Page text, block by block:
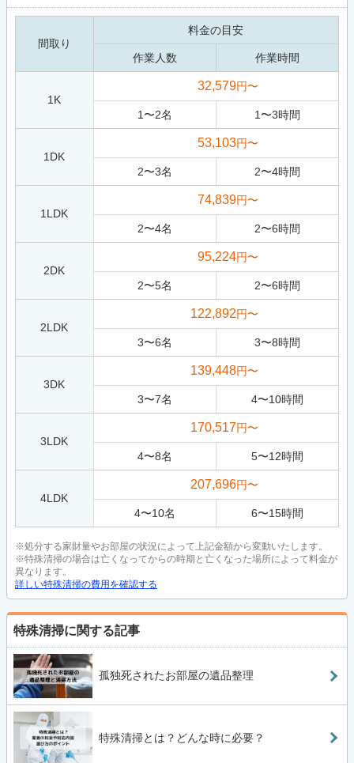
間取り
料金の目安
作業人数 作業時間
1K
32,579円〜
1 〜2名 1 〜3時間
1DK
53,103円〜
2〜3名 2〜4時間
1LDK
74,839円〜
2〜4名 2〜6時間
2DK
95,224円〜
2〜5名 2〜6時間
2LDK
122,892円〜
3〜6名 3〜8時間
3DK
139,448円〜
3〜7名 4〜10時間
3LDK
170,517円〜
4〜8名 5〜12時間
4LDK
207,696円〜
4〜10名 6〜15時間
※処分する家財量やお部屋の状況によって上記金額から変動いたします。
※特殊清掃の場合は亡くなってからの時期と亡くなった場所によって料金が
異なります。
詳しい特殊清掃の費用を確認する
特殊清掃に関する記事
孤独死されたお部屋の遺品整理
特殊清掃とは？どんな時に必要？